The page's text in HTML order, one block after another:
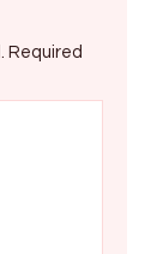
Required